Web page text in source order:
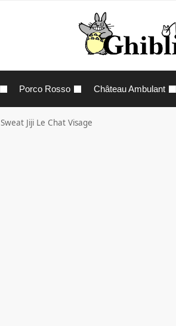
Porco Rosso Château Ambulant
Sweat Jiji Le Chat Visage